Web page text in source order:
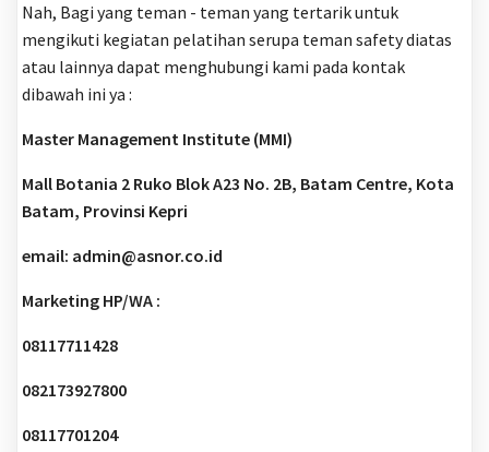
Nah, Bagi yang teman - teman yang tertarik untuk
mengikuti kegiatan pelatihan serupa teman safety diatas
atau lainnya dapat menghubungi kami pada kontak
dibawah ini ya :
Master Management Institute (MMI)
Mall Botania 2 Ruko Blok A23 No. 2B, Batam Centre, Kota
Batam, Provinsi Kepri
email: admin@asnor.co.id
Marketing HP/WA :
08117711428
082173927800
08117701204